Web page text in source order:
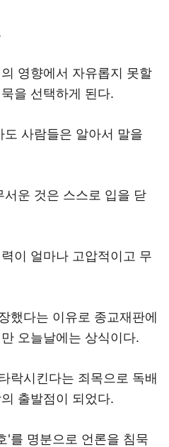
영향에서 자유롭지 못할
을 선택하게 된다.
사람들은 알아서 말을
운 것은 스스로 입을 닫
이 얼마나 고압적이고 무
했다는 이유로 종교재판에
오늘날에는 상식이다.
락시킨다는 죄목으로 독배
출발점이 되었다.
'를 명분으로 언론을 침묵